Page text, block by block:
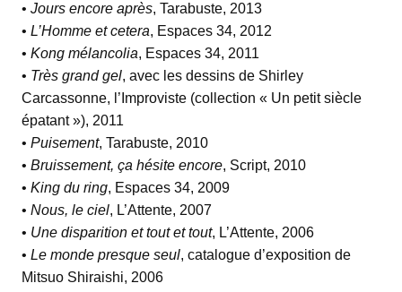
• Jours encore après, Tarabuste, 2013
• L’Homme et cetera, Espaces 34, 2012
• Kong mélancolia, Espaces 34, 2011
• Très grand gel, avec les dessins de Shirley
Carcassonne, l’Improviste (collection « Un petit siècle
épatant »), 2011
• Puisement, Tarabuste, 2010
• Bruissement, ça hésite encore, Script, 2010
• King du ring, Espaces 34, 2009
• Nous, le ciel, L’Attente, 2007
• Une disparition et tout et tout, L’Attente, 2006
• Le monde presque seul, catalogue d’exposition de
Mitsuo Shiraishi, 2006